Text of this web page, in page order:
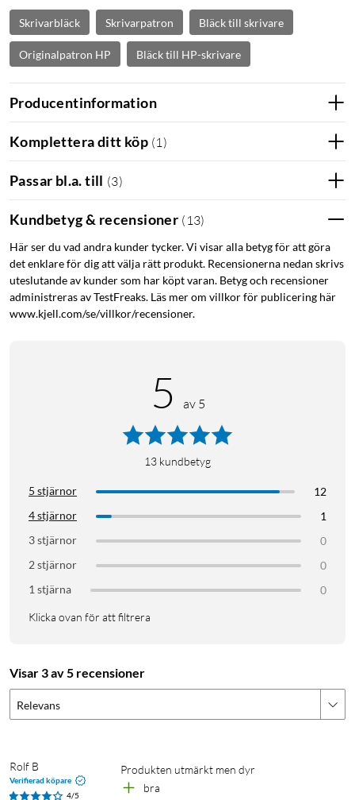
Skrivarbläck Skrivarpatron Bläck till skrivare
Originalpatron HP Bläck till HP-skrivare
Producentinformation
Komplettera ditt köp (1 )
Passar bl.a. till (3)
Kundbetyg & recensioner ( 13)
Här ser du vad andra kunder tycker. Vi visar alla betyg för att göra
det enklare för dig att välja rätt produkt. Recensionerna nedan skrivs
uteslutande av kunder som har köpt varan. Betyg och recensioner
administreras av TestFreaks. Läs mer om villkor för publicering här
www.kjell.com/se/villkor/recensioner.
5 av 5
13 kundbetyg
5 stjärnor
12
4 stjärnor
1
3 stjärnor
0
2 stjärnor
0
1 stjärna
0
Klicka ovan för att filtrera
Visar 3 av 5 recensioner
Relevans
Rolf B
Verifierad köpare
4/5
Produkten utmärkt men dyr
bra